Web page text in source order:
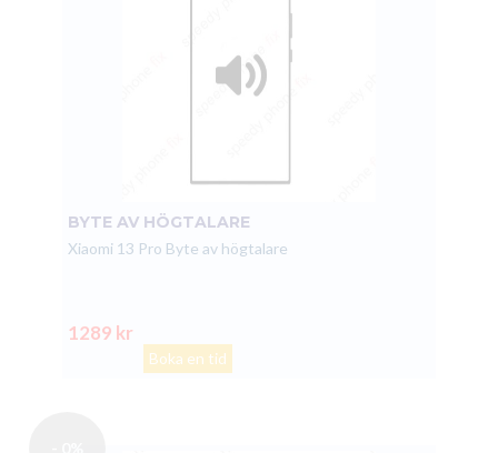
BYTE AV HÖGTALARE
Xiaomi 13 Pro Byte av högtalare
1289 kr
Boka en tid